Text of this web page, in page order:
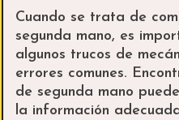
Cuando se trata de
segunda mano, es
algunos trucos de
errores comunes.
de segunda mano
la información